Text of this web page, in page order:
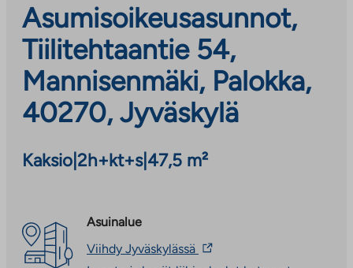
Asumisoikeusasunnot,
Tiilitehtaantie 54,
Mannisenmäki, Palokka,
40270, Jyväskylä
Kaksio 2h+kt+s| 47,5 m²
Asuinalue
Viihdy Jyväskylässä Linkki